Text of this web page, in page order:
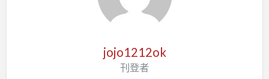
jojo1212ok
刊登者